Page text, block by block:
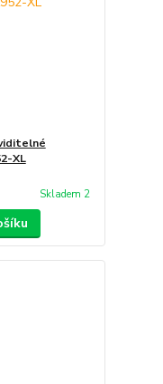
XL
Skladem 2